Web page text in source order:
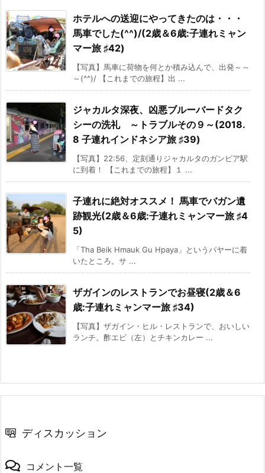
ホテルへの送迎にやってきたのは・・・
馬車でした(^^)/(2歳＆6歳:子連れミャン
マー旅 ♯42)
【写真】馬車に荷物を何とか積み込んで、出発～～
～(^^)/ 【これまでの旅程】出 ...
ジャカルタ深夜、凶悪ブルーバードタク
シーの洗礼 ～トラブルその９～(2018.
8 子連れインドネシア旅 ♯39)
【写真】22:56、定刻通りジャカルタのガンビア駅
に到着！ 【これまでの旅程】１ ...
子連れに絶対オススメ！ 馬車でバガン遺
跡観光(2歳＆6歳:子連れミャンマー旅 ♯4
5)
「Tha Beik Hmauk Gu Hpaya」というパヤーに着
いたところ。サ ...
ザガインのレストランでお昼寝(2歳＆6
歳:子連れミャンマー旅 ♯34)
【写真】ザガイン・ヒル・レストランで、おいしい
ランチ。酢エビ（左）とチキンカレー ...
ディスカッション
コメント一覧